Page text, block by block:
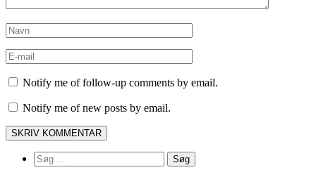
Notify me of follow-up comments by email.
Notify me of new posts by email.
Søg
efter: